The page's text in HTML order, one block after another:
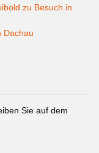
zu Besuch in
Dachau
Sie auf dem